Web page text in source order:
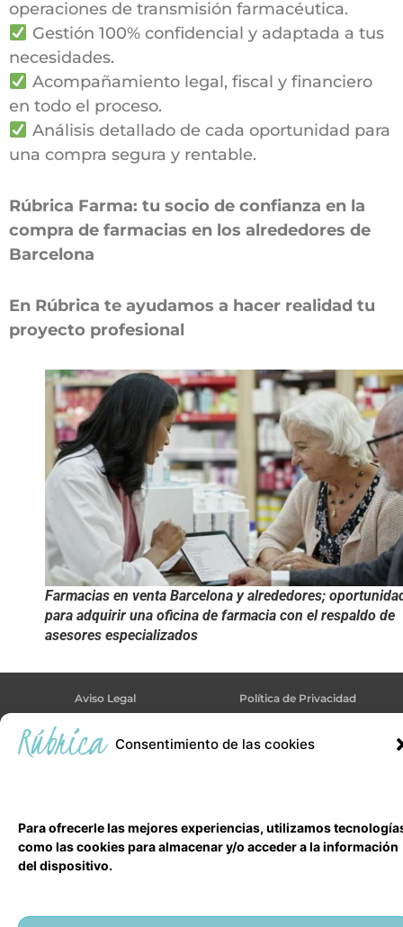
Consentimiento de las cookies
Para ofrecerle las mejores experiencias, utilizamos
como las cookies para almacenar y/o acceder a la información
del dispositivo.
operaciones de transmisión farmacéutica.
Gestión 100% confidencial y adaptada a tus
necesidades.
Acompañamiento legal, fiscal y financiero
en todo el proceso.
Análisis detallado de cada oportunidad para
una compra segura y rentable.
Rúbrica Farma: tu socio de confianza en la
compra de farmacias en los alrededores de
Barcelona
En Rúbrica te ayudamos a hacer realidad tu
proyecto profesional
Farmacias en venta Barcelona y alrededores;
para adquirir una oficina de farmacia con el respaldo de
asesores especializados
Aviso Legal Política de Privacidad
©Rúbrica